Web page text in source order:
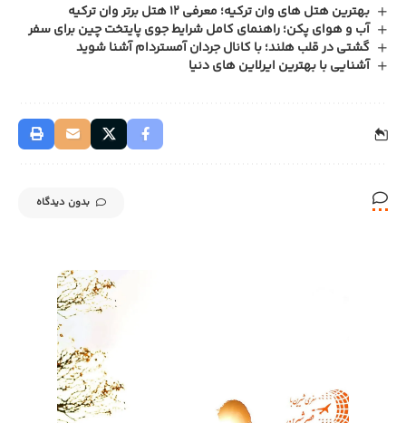
بهترین هتل های وان ترکیه؛ معرفی 12 هتل برتر وان ترکیه
آب و هوای پکن؛ راهنمای کامل شرایط جوی پایتخت چین برای سفر
گشتی در قلب هلند؛ با کانال جردان آمستردام آشنا شوید
آشنایی با بهترین ایرلاین های دنیا
بدون دیدگاه